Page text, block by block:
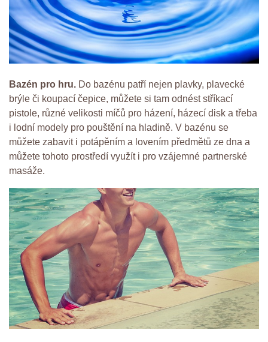
Bazén pro hru. Do bazénu patří nejen plavky, plavecké
brýle či koupací čepice, můžete si tam odnést stříkací
pistole, různé velikosti míčů pro házení, házecí disk a třeba
i lodní modely pro pouštění na hladině. V bazénu se
můžete zabavit i potápěním a lovením předmětů ze dna a
můžete tohoto prostředí využít i pro vzájemné partnerské
masáže.